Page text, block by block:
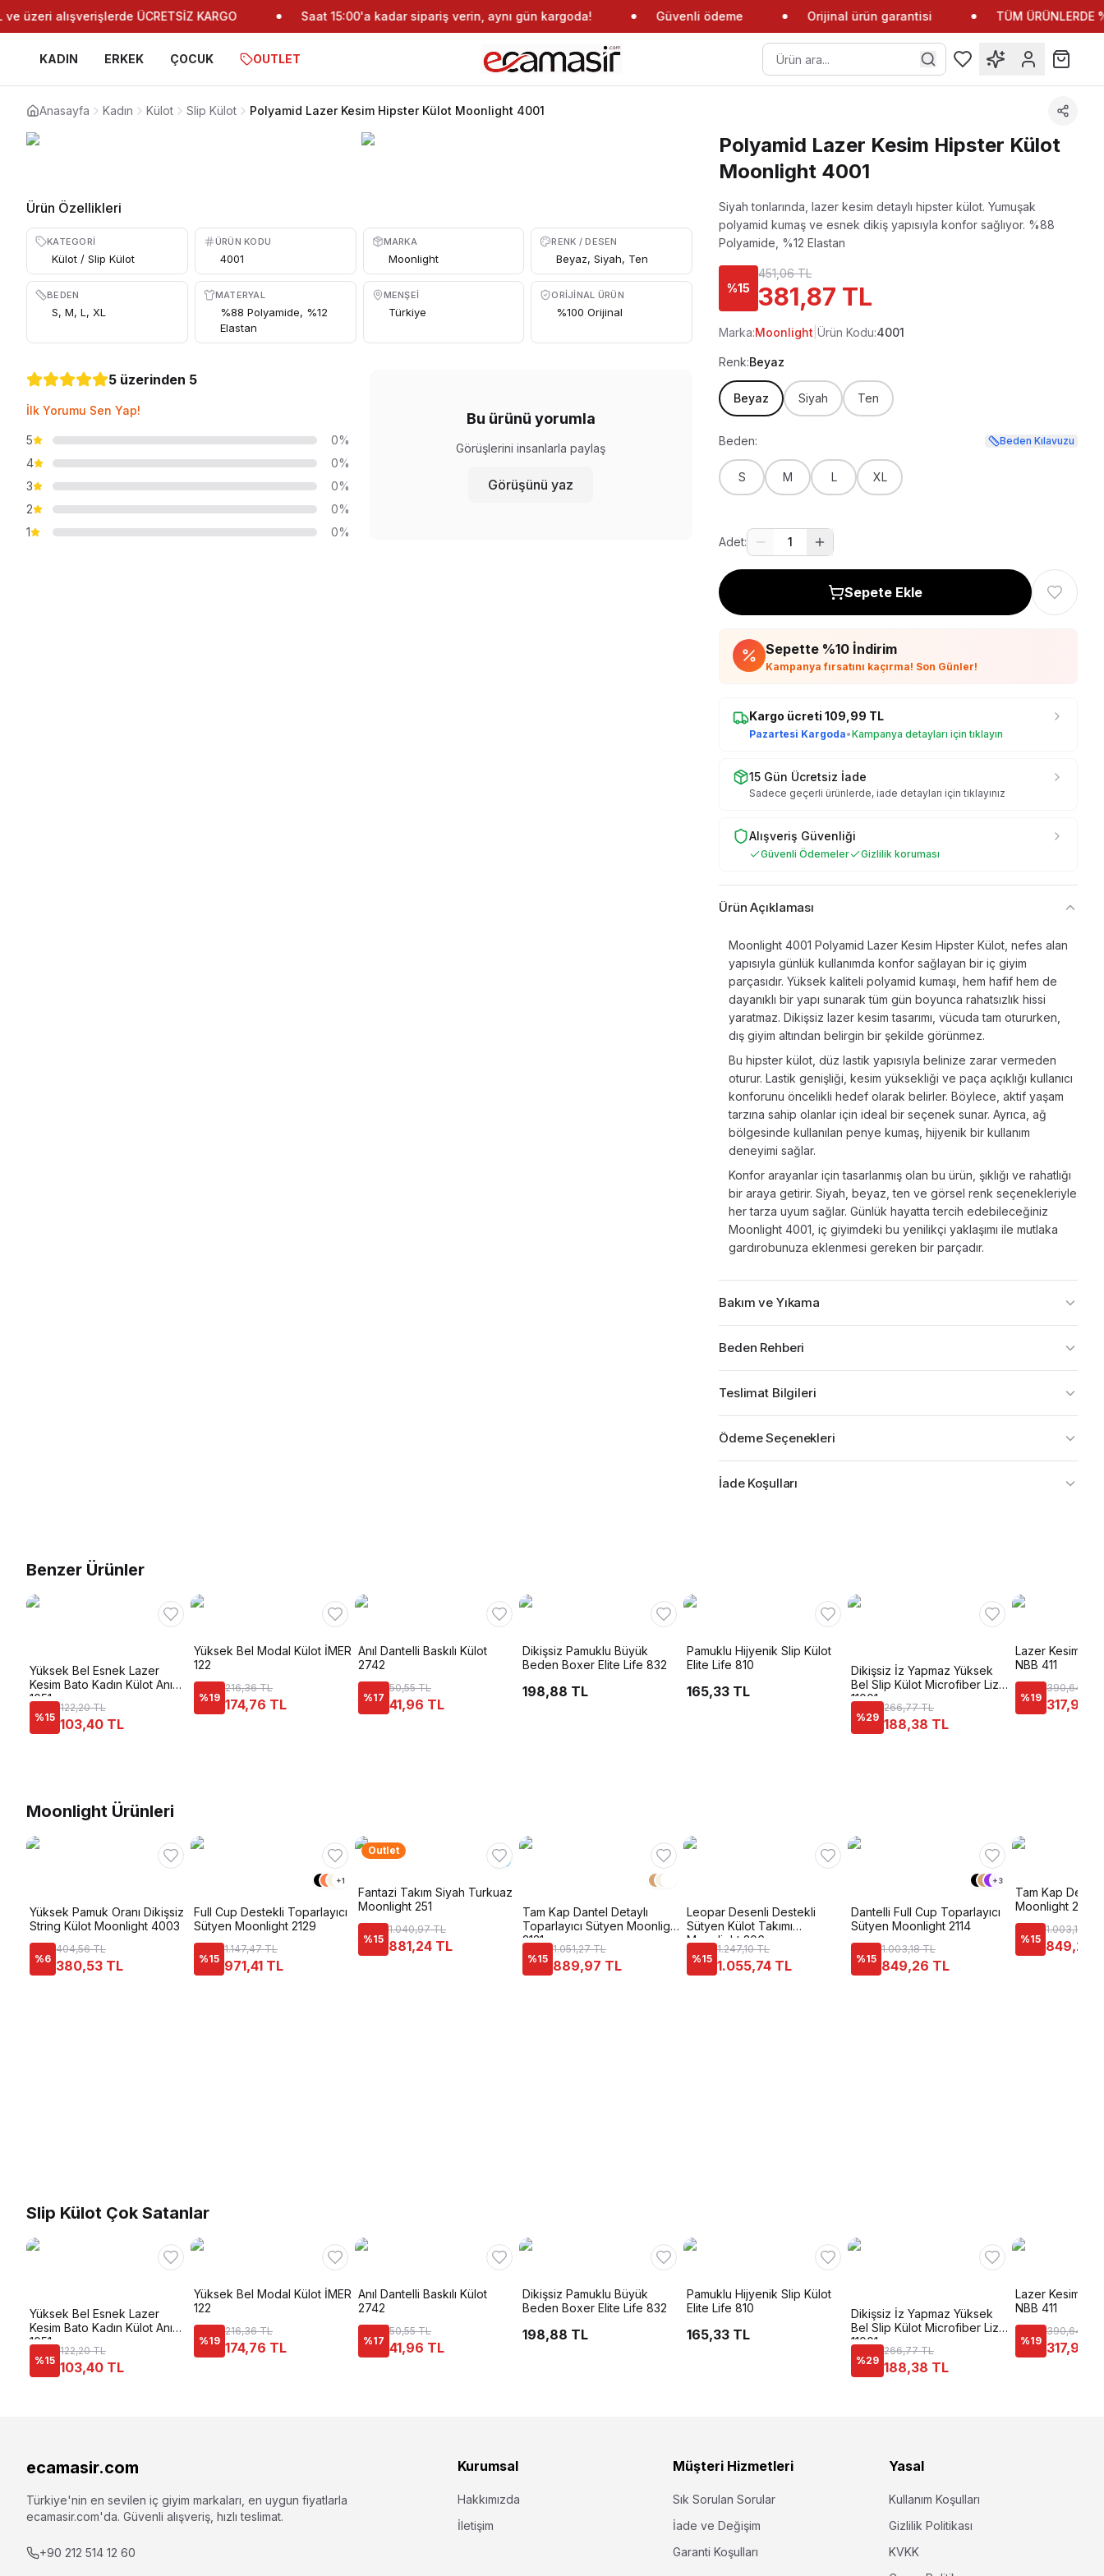
üzeri alışverişlerde ÜCRETSİZ KARGO Saat 15:00'a kadar sipariş verin, aynı gün kargoda! Güvenli ödeme Orijinal ürün garantisi TÜM ÜRÜNLERDE
KADIN ERKEK ÇOCUK OUTLET
Anasayfa Kadın Külot Slip Külot Polyamid Lazer Kesim Hipster Külot Moonlight 4001
Ürün Özellikleri
KATEGORI
Külot / Slip Külot
ÜRÜN KODU
4001
MARKA
Moonlight
RENK / DESEN
Beyaz, Siyah, Ten
BEDEN
S, M, L, XL
MATERYAL
%88 Polyamide, %12
Elastan
MENŞEI
Türkiye
ORIJINAL ÜRÜN
%100 Orijinal
5 üzerinden 5
İlk Yorumu Sen Yap!
5
0%
4
0%
3
0%
2
0%
1
0%
Bu ürünü yorumla
Görüşlerini insanlarla paylaş
Görüşünü yaz
Polyamid Lazer Kesim Hipster Külot
Moonlight 4001
Siyah tonlarında, lazer kesim detaylı hipster külot. Yumuşak
polyamid kumaş ve esnek dikiş yapısıyla konfor sağlıyor. %88
Polyamide, %12 Elastan
%15
451,06 TL
381,87 TL
Marka:Moonlight |Ürün Kodu:4001
Renk:Beyaz
Beyaz Siyah Ten
Beden: Beden Kılavuzu
S M L XL
Adet: 1
Sepete Ekle
Sepette %10 İndirim
Kampanya fırsatını kaçırma! Son Günler!
Kargo ücreti109,99 TL
Pazartesi Kargoda•Kampanya detayları için tıklayın
15 Gün Ücretsiz İade
Sadece geçerli ürünlerde, iade detayları için tıklayınız
Alışveriş Güvenliği
Güvenli Ödemeler Gizlilik koruması
Ürün Açıklaması
Moonlight 4001 Polyamid Lazer Kesim Hipster Külot, nefes alan
yapısıyla günlük kullanımda konfor sağlayan bir iç giyim
parçasıdır. Yüksek kaliteli polyamid kumaşı, hem hafif hem de
dayanıklı bir yapı sunarak tüm gün boyunca rahatsızlık hissi
yaratmaz. Dikişsiz lazer kesim tasarımı, vücuda tam otururken,
dış giyim altından belirgin bir şekilde görünmez.
Bu hipster külot, düz lastik yapısıyla belinize zarar vermeden
oturur. Lastik genişliği, kesim yüksekliği ve paça açıklığı kullanıcı
konforunu öncelikli hedef olarak belirler. Böylece, aktif yaşam
tarzına sahip olanlar için ideal bir seçenek sunar. Ayrıca, ağ
bölgesinde kullanılan penye kumaş, hijyenik bir kullanım
deneyimi sağlar.
Konfor arayanlar için tasarlanmış olan bu ürün, şıklığı ve rahatlığı
bir araya getirir. Siyah, beyaz, ten ve görsel renk seçenekleriyle
her tarza uyum sağlar. Günlük hayatta tercih edebileceğiniz
Moonlight 4001, iç giyimdeki bu yenilikçi yaklaşımı ile mutlaka
gardırobunuza eklenmesi gereken bir parçadır.
Bakım ve Yıkama
Beden Rehberi
Teslimat Bilgileri
Ödeme Seçenekleri
İade Koşulları
Benzer Ürünler
Yüksek Bel Esnek Lazer
Kesim Bato Kadın Külot Anı
1051
%15
122,20 TL
103,40 TL
Yüksek Bel Modal Külot İMER
122
%19
216,36 TL
174,76 TL
Anıl Dantelli Baskılı Külot
2742
%17
50,55 TL
41,96 TL
Dikişsiz Pamuklu Büyük
Beden Boxer Elite Life 832
198,88 TL
Pamuklu Hijyenik Slip Külot
Elite Life 810
165,33 TL
Dikişsiz İz Yapmaz Yüksek
Bel Slip Külot Microfiber Liza
11001
%29
266,77 TL
188,38 TL
Lazer Kesim İz
NBB 411
%19
390,64 TL
317,95
Moonlight Ürünleri
Yüksek Pamuk Oranı Dikişsiz
String Külot Moonlight 4003
%6
404,56 TL
380,53 TL
+1
Full Cup Destekli Toparlayıcı
Sütyen Moonlight 2129
%15
1.147,47 TL
971,41 TL
Outlet
Fantazi Takım Siyah Turkuaz
Moonlight 251
%15
1.040,97 TL
881,24 TL
Tam Kap Dantel Detaylı
Toparlayıcı Sütyen Moonlight
2131
%15
1.051,27 TL
889,97 TL
Leopar Desenli Destekli
Sütyen Külot Takımı
Moonlight 306
%15
1.247,10 TL
1.055,74 TL
+3
Dantelli Full Cup Toparlayıcı
Sütyen Moonlight 2114
%15
1.003,18 TL
849,26 TL
Tam Kap
Moonlight 2119
%15
1.003,18 TL
849,26
Slip Külot Çok Satanlar
Yüksek Bel Esnek Lazer
Kesim Bato Kadın Külot Anı
1051
%15
122,20 TL
103,40 TL
Yüksek Bel Modal Külot İMER
122
%19
216,36 TL
174,76 TL
Anıl Dantelli Baskılı Külot
2742
%17
50,55 TL
41,96 TL
Dikişsiz Pamuklu Büyük
Beden Boxer Elite Life 832
198,88 TL
Pamuklu Hijyenik Slip Külot
Elite Life 810
165,33 TL
Dikişsiz İz Yapmaz Yüksek
Bel Slip Külot Microfiber Liza
11001
%29
266,77 TL
188,38 TL
Lazer Kesim İz
NBB 411
%19
390,64 TL
317,95
ecamasir.com
Türkiye'nin en sevilen iç giyim markaları, en uygun fiyatlarla
ecamasir.com'da. Güvenli alışveriş, hızlı teslimat.
+90 212 514 12 60
Kurumsal
Hakkımızda
İletişim
Müşteri Hizmetleri
Sık Sorulan Sorular
İade ve Değişim
Garanti Koşulları
Yasal
Kullanım Koşulları
Gizlilik Politikası
KVKK